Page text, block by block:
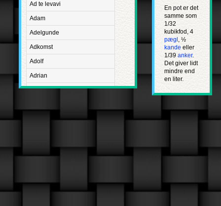
Ad te levavi
Adam
Adelgunde
Adkomst
Adolf
Adrian
Advent
Aetatis suae
Agapetus
En pot er det
samme som
1/32
kubikfod, 4
pægl , ½
kande eller
1/39 anker.
Det giver lidt
mindre end
en liter.